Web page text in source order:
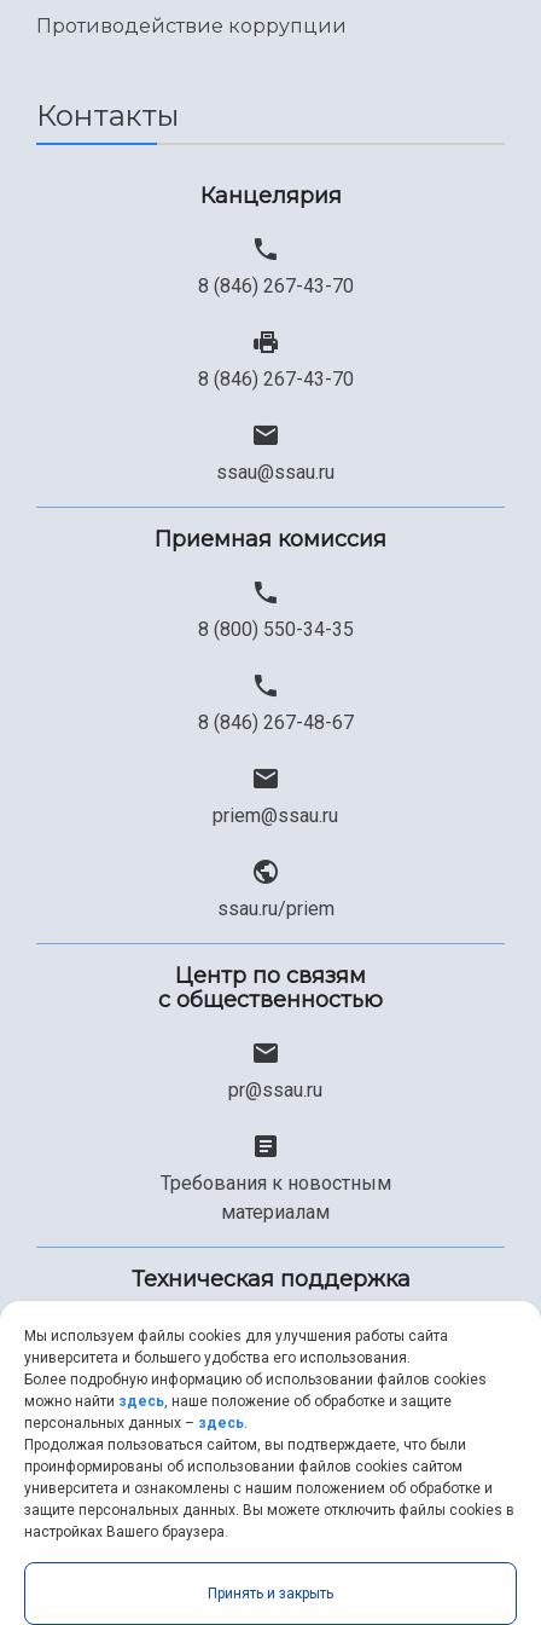
Официальные документы
Противодействие коррупции
Контакты
Канцелярия
8 (846) 267-43-70
8 (846) 267-43-70
ssau@ssau.ru
Приемная комиссия
8 (800) 550-34-35
8 (846) 267-48-67
priem@ssau.ru
ssau.ru/priem
Центр по связям
с общественностью
pr@ssau.ru
Требования к новостным
материалам
Техническая поддержка
+7 (846) 267-49-99
help@ssau.ru
Самарский университет © 2026 |ssau.ru
RSS
Мы используем файлы cookies для улучшения работы сайта
университета и большего удобства его использования.
Более подробную информацию об использовании файлов cookies
можно найти здесь, наше положение об обработке и защите
персональных данных – здесь.
Продолжая пользоваться сайтом, вы подтверждаете, что были
проинформированы об использовании файлов cookies сайтом
университета и ознакомлены с нашим положением об обработке и
защите персональных данных. Вы можете отключить файлы cookies в
настройках Вашего браузера.
Принять и закрыть